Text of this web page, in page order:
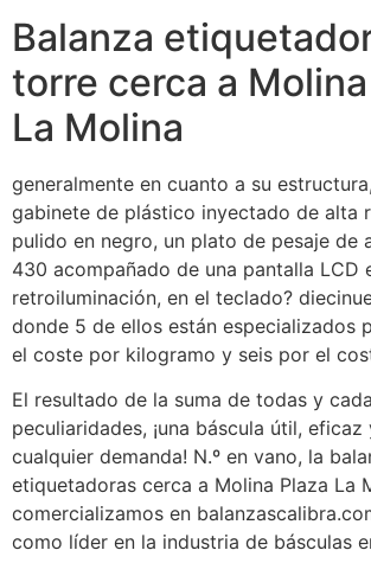
Balanza
torre cerca a
La Molina
generalmente en cuanto a su
gabinete de plástico inyectado de alta
pulido en negro, un plato de pesaje de
430 acompañado de una pantalla LCD
retroiluminación, en el teclado?
donde 5 de ellos están especializados
el coste por kilogramo y seis por el
El resultado de la suma de todas y
peculiaridades, ¡una báscula útil,
cualquier demanda! N.º en vano, la
etiquetadoras cerca a Molina Plaza La
comercializamos en
como líder en la industria de básculas